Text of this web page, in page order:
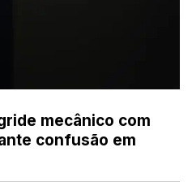
mecânico com
confusão em